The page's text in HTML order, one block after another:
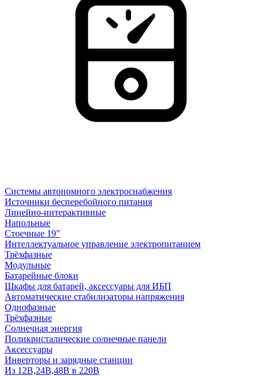
Системы автономного электроснабжения
Источники бесперебойного питания
Линейно-интерактивные
Напольные
Стоечные 19"
Интеллектуальное управление электропитанием
Трёхфазные
Модульные
Батарейные блоки
Шкафы для батарей, аксессуары для ИБП
Автоматические стабилизаторы напряжения
Однофазные
Трёхфазные
Солнечная энергия
Поликристалические солнечные панели
Аксессуары
Инверторы и зарядные станции
Из 12В,24В,48В в 220В